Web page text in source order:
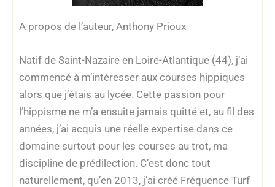
A propos de l’auteur, Anthony Prioux
Natif de Saint-Nazaire en Loire-Atlantique (44), j’ai
commencé à m’intéresser aux courses hippiques
alors que j’étais au lycée. Cette passion pour
l’hippisme ne m’a ensuite jamais quitté et, au fil des
années, j’ai acquis une réelle expertise dans ce
domaine surtout pour les courses au trot, ma
discipline de prédilection. C’est donc tout
naturellement, qu’en 2013, j’ai créé Fréquence Turf